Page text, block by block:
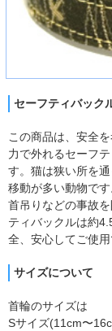
セーフティバック
この商品は、安全
力で外れるセーフ
す。猫は狭い所を
移動が多い動物です
首吊りなどの事故
ティバックルは約
全、安心してご使用
サイズについて
首輪のサイズは
Sサイズ(11cm〜